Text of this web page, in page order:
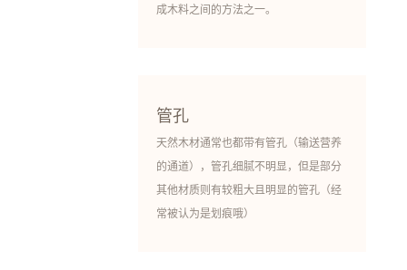
成木料之间的方法之一。
管孔
天然木材通常也都带有管孔（输送营养
的通道），管孔细腻不明显，但是部分
其他材质则有较粗大且明显的管孔（经
常被认为是划痕哦）